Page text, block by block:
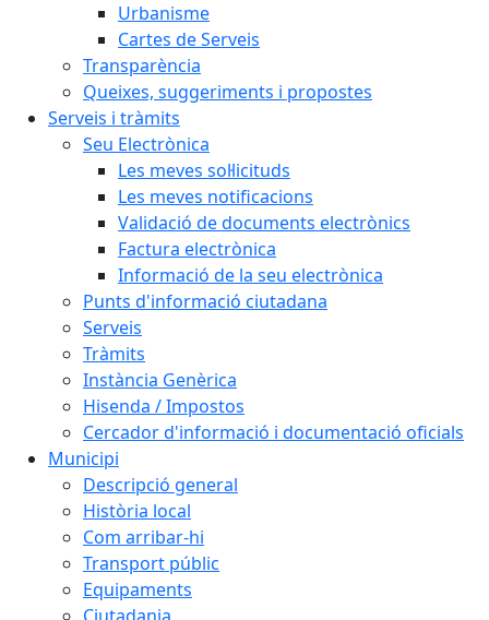
Urbanisme
Cartes de Serveis
Transparència
Queixes, suggeriments i propostes
Serveis i tràmits
Seu Electrònica
Les meves sol·licituds
Les meves notificacions
Validació de documents electrònics
Factura electrònica
Informació de la seu electrònica
Punts d'informació ciutadana
Serveis
Tràmits
Instància Genèrica
Hisenda / Impostos
Cercador d'informació i documentació oficials
Municipi
Descripció general
Història local
Com arribar-hi
Transport públic
Equipaments